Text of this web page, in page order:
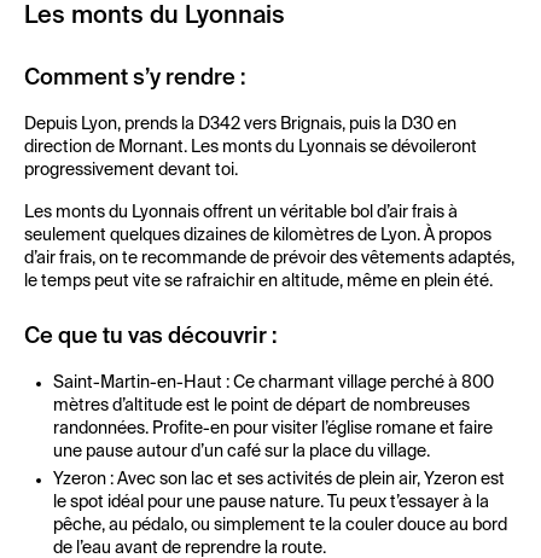
Les monts du Lyonnais
Comment s’y rendre :
Depuis Lyon, prends la D342 vers Brignais, puis la D30 en
direction de Mornant. Les monts du Lyonnais se dévoileront
progressivement devant toi.
Les monts du Lyonnais offrent un véritable bol d’air frais à
seulement quelques dizaines de kilomètres de Lyon. À propos
d’air frais, on te recommande de prévoir des vêtements adaptés,
le temps peut vite se rafraichir en altitude, même en plein été.
Ce que tu vas découvrir :
Saint-Martin-en-Haut : Ce charmant village perché à 800
mètres d’altitude est le point de départ de nombreuses
randonnées. Profite-en pour visiter l’église romane et faire
une pause autour d’un café sur la place du village.
Yzeron : Avec son lac et ses activités de plein air, Yzeron est
le spot idéal pour une pause nature. Tu peux t’essayer à la
pêche, au pédalo, ou simplement te la couler douce au bord
de l’eau avant de reprendre la route.